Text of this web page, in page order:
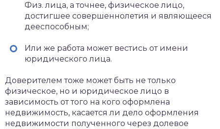
Физ. лица, а точнее, физическое лицо,
достигшее совершеннолетия и являющееся
дееспособным;
Или же работа может вестись от имени
юридического лица.
Доверителем тоже может быть не только
физическое, но и юридическое лицо в
зависимость от того на кого оформлена
недвижимость, касается ли дело оформления
недвижимости полученного через долевое